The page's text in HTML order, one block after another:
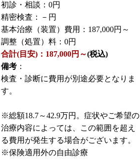
初診・相談：0円
精密検査：－円
基本治療（装置）費用：187,000円～
調整（処置）料：0円
合計(目安)：187,000円～(税込)
備考 ：
検査・診断に費用が別途必要となりま
す。
※総額18.7～42.9万円。症状やご希望の
治療内容によっては、この範囲を超え
る費用が発生する場合がございます。
※保険適用外の自由診療